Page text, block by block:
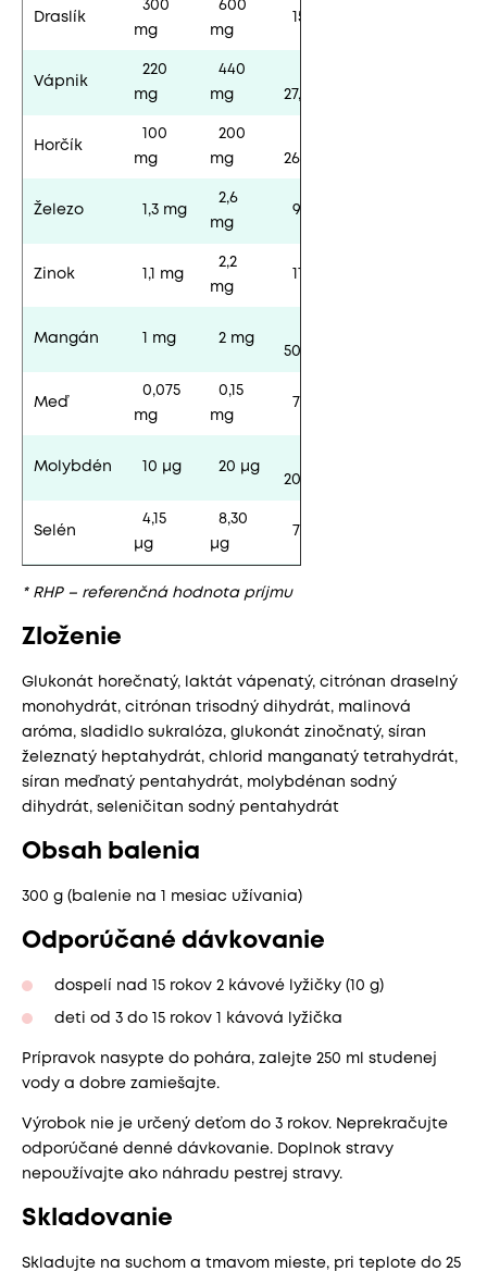
Draslík
300
mg
600
mg
15/30
Vápnik
220
mg
440
mg
27,5/55
Horčík
100
mg
200
mg
26,5/53
Železo 1,3 mg
2,6
mg
9,5/19
Zinok 1,1 mg
2,2
mg
Mangán 1 mg
2 mg
50/100
Meď
0,075
mg
0,15
mg
7,5/15
Molybdén 10 μg
20 μg
20/40
Selén
4,15
μg
8,30
μg
7,5/15
* RHP – referenčná hodnota príjmu
Zloženie
Glukonát horečnatý, laktát vápenatý, citrónan draselný
monohydrát, citrónan trisodný dihydrát, malinová
aróma, sladidlo sukralóza, glukonát zinočnatý, síran
železnatý heptahydrát, chlorid manganatý tetrahydrát,
síran meďnatý pentahydrát, molybdénan sodný
dihydrát, seleničitan sodný pentahydrát
Obsah balenia
300 g (balenie na 1 mesiac užívania)
Odporúčané dávkovanie
dospelí nad 15 rokov 2 kávové lyžičky (10 g)
deti od 3 do 15 rokov 1 kávová lyžička
Prípravok nasypte do pohára, zalejte 250 ml studenej
vody a dobre zamiešajte.
Výrobok nie je určený deťom do 3 rokov. Neprekračujte
odporúčané denné dávkovanie. Doplnok stravy
nepoužívajte ako náhradu pestrej stravy.
Skladovanie
Skladujte na suchom a tmavom mieste, pri teplote do 25